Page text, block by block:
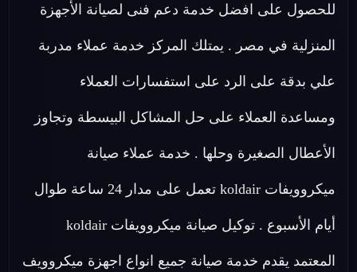
للحصول على افضل خدمة دعم فنى لصيانة الأجهزة
المنزلية في مصر . يمتلك المركز خدمة عملاء مدربة
علي بدقة على الرد على استفسارات العملاء
ومساعدة العملاء على حل المشاكل البيسطة وتجاوز
الأعطال الصغيرة وحلها . خدمة عملاء صيانة
ميكروويفات koldair تعمل على مدار 24 ساعة طوال
أيام الأسبوع . توكيل صيانة ميكروويفات koldair
المعتمد يقدم خدمة صيانة جميع انواع اجهزة ميكروويف